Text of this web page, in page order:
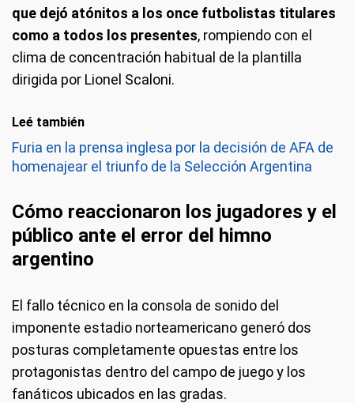
que dejó atónitos a los once futbolistas titulares
como a todos los presentes, rompiendo con el
clima de concentración habitual de la plantilla
dirigida por Lionel Scaloni.
Leé también
Furia en la prensa inglesa por la decisión de AFA de
homenajear el triunfo de la Selección Argentina
Cómo reaccionaron los jugadores y el
público ante el error del himno
argentino
El fallo técnico en la consola de sonido del
imponente estadio norteamericano generó dos
posturas completamente opuestas entre los
protagonistas dentro del campo de juego y los
fanáticos ubicados en las gradas.